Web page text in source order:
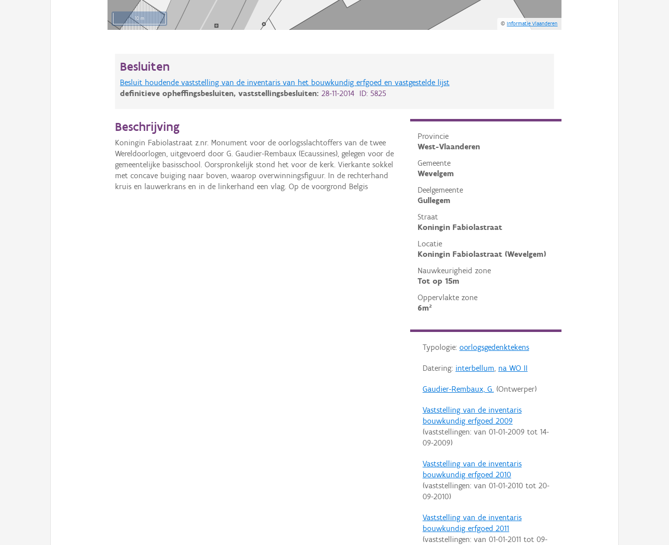
10 m
©Informatie Vlaanderen
Besluiten
Besluit houdende vaststelling van de inventaris van het bouwkundig erfgoed en vastgestelde lijst
definitieve opheffingsbesluiten,vaststellingsbesluiten:28-11-2014 ID: 5825
Provincie
West-Vlaanderen
Gemeente
Wevelgem
Deelgemeente
Gullegem
Straat
Koningin Fabiolastraat
Locatie
Koningin Fabiolastraat (Wevelgem)
Nauwkeurigheid zone
Tot op 15m
Oppervlakte zone
6m²
Typologie: oorlogsgedenktekens
Datering: interbellum, na WO II
Gaudier-Rembaux, G.(Ontwerper)
Vaststelling van de inventaris
bouwkundig erfgoed 2009
(vaststellingen: van 01-01-2009 tot 14-
09-2009)
Vaststelling van de inventaris
bouwkundig erfgoed 2010
(vaststellingen: van 01-01-2010 tot 20-
09-2010)
Vaststelling van de inventaris
bouwkundig erfgoed 2011
(vaststellingen: van 01-01-2011 tot 09-
Beschrijving
Koningin Fabiolastraat z.nr. Monument voor de oorlogsslachtoffers van de twee
Wereldoorlogen, uitgevoerd door G. Gaudier-Rembaux (Ecaussines), gelegen voor de
gemeentelijke basisschool. Oorspronkelijk stond het voor de kerk. Vierkante sokkel
met concave buiging naar boven, waarop overwinningsfiguur. In de rechterhand
kruis en lauwerkrans en in de linkerhand een vlag. Op de voorgrond Belgis